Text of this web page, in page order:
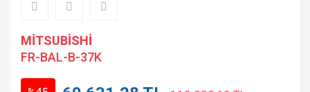
MİTSUBİSHİ
FR-BAL-B-37K